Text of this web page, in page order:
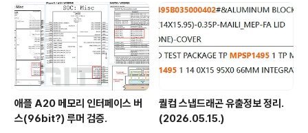
애플 A20 메모리 인터페이스 버
스(96bit?) 루머 검증.
퀄컴 스냅드래곤 유출정보 정리.
(2026.05.15.)